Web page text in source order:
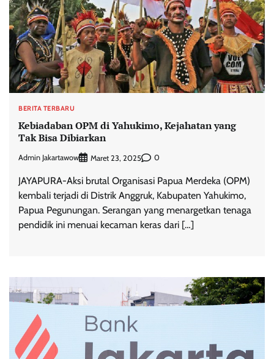
BERITA TERBARU
Kebiadaban OPM di Yahukimo, Kejahatan yang
Tak Bisa Dibiarkan
Admin Jakartawow Maret 23, 2025 0
JAYAPURA-Aksi brutal Organisasi Papua Merdeka (OPM)
kembali terjadi di Distrik Anggruk, Kabupaten Yahukimo,
Papua Pegunungan. Serangan yang menargetkan tenaga
pendidik ini menuai kecaman keras dari […]